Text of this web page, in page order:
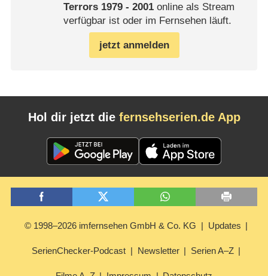
Terrors 1979 - 2001online als Stream
verfügbar ist oder im Fernsehen läuft.
jetzt anmelden
Hol dir jetzt die fernsehserien.de App
© 1998–2026 imfernsehen GmbH & Co. KG Updates
SerienChecker-Podcast Newsletter Serien A–Z